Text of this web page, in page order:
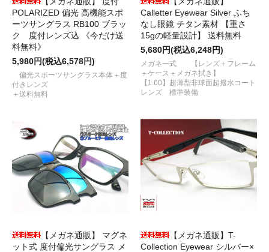
POLARIZED 偏光 高機能スポ
ーツサングラス RB100 ブラッ
ク 度付レンズ込 《今だけ送
料無料》
5,980円(税込6,578円)
偏光スポーツサングラス本体＋度
付きレンズ
＋送料無料
Calletter Eyewear Silver ふち
なし眼鏡 チタン素材 【重さ
15gの軽量設計】 送料無料
5,680円(税込6,248円)
メガネ一式 【レンズ＋フレーム
＋ケース＋メガネ拭き】
【1.60】超薄型非球面超撥水コート
レンズ 標準装備
【メガネ通販】 マグネ
ット式 度付偏光サングラス メ
【メガネ通販】T-
Collection Eyewear シルバー×